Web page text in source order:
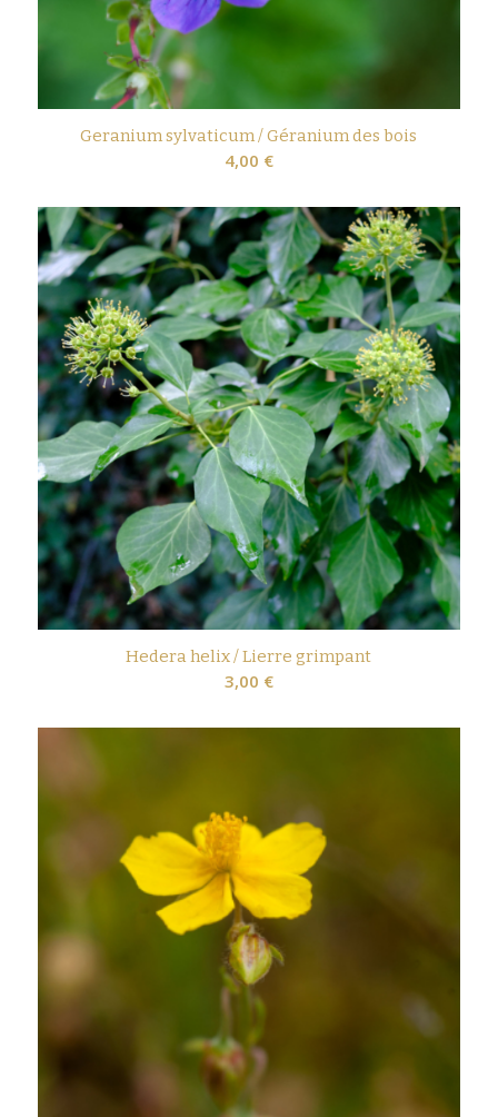
Geranium sylvaticum / Géranium des bois
4,00 €
Hedera helix / Lierre grimpant
3,00 €